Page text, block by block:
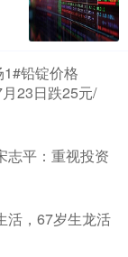
铅锭价格
23日跌25元/
志平：重视投资
活，67岁生龙活